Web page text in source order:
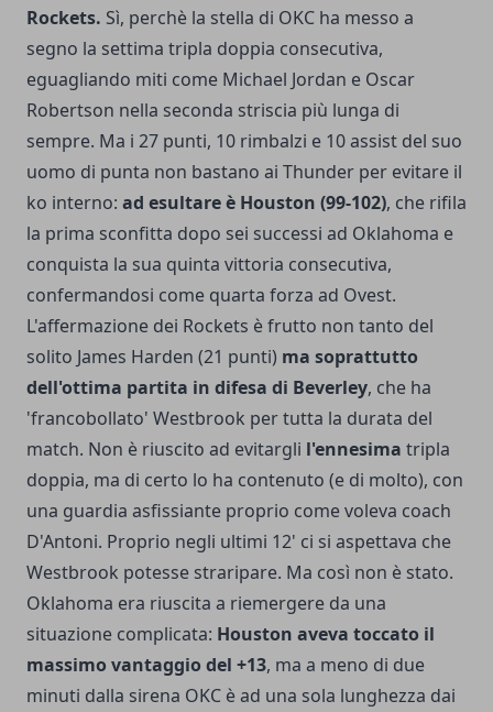
Rockets. Sì, perchè la stella di OKC ha messo a
segno la settima tripla doppia consecutiva,
eguagliando miti come Michael Jordan e Oscar
Robertson nella seconda striscia più lunga di
sempre. Ma i 27 punti, 10 rimbalzi e 10 assist del suo
uomo di punta non bastano ai Thunder per evitare il
ko interno: ad esultare è Houston (99-102), che rifila
la prima sconfitta dopo sei successi ad Oklahoma e
conquista la sua quinta vittoria consecutiva,
confermandosi come quarta forza ad Ovest.
L'affermazione dei Rockets è frutto non tanto del
solito James Harden (21 punti) ma soprattutto
dell'ottima partita in difesa di Beverley, che ha
'francobollato' Westbrook per tutta la durata del
match. Non è riuscito ad evitargli l'ennesima tripla
doppia, ma di certo lo ha contenuto (e di molto), con
una guardia asfissiante proprio come voleva coach
D'Antoni. Proprio negli ultimi 12' ci si aspettava che
Westbrook potesse straripare. Ma così non è stato.
Oklahoma era riuscita a riemergere da una
situazione complicata: Houston aveva toccato il
massimo vantaggio del +13, ma a meno di due
minuti dalla sirena OKC è ad una sola lunghezza dai